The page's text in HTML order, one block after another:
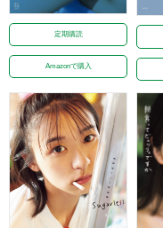
定期購読
Amazonで購入